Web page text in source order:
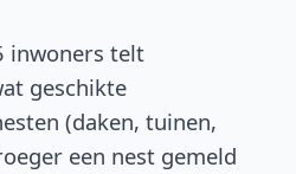
inwoners telt
geschikte
(daken, tuinen,
een nest gemeld